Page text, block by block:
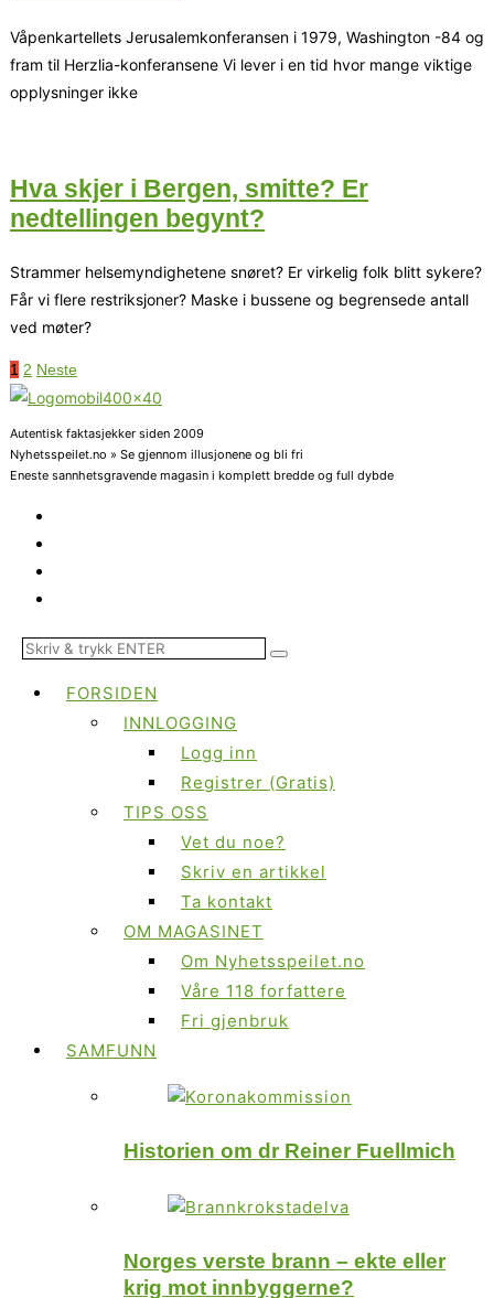
Våpenkartellets Jerusalemkonferansen i 1979, Washington -84 og
fram til Herzlia-konferansene Vi lever i en tid hvor mange viktige
opplysninger ikke
Hva skjer i Bergen, smitte? Er
nedtellingen begynt?
Strammer helsemyndighetene snøret? Er virkelig folk blitt sykere?
Får vi flere restriksjoner? Maske i bussene og begrensede antall
ved møter?
1 2 Neste
Autentisk faktasjekker siden 2009
Nyhetsspeilet.no » Se gjennom illusjonene og bli fri
Eneste sannhetsgravende magasin i komplett bredde og full dybde
FORSIDEN
INNLOGGING
Logg inn
Registrer (Gratis)
TIPS OSS
Vet du noe?
Skriv en artikkel
Ta kontakt
OM MAGASINET
Om Nyhetsspeilet.no
Våre 118 forfattere
Fri gjenbruk
SAMFUNN
Historien om dr Reiner Fuellmich
Norges verste brann – ekte eller
krig mot innbyggerne?